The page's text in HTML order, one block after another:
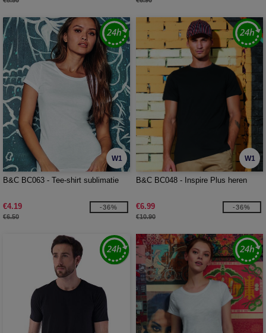
W1
B&C BC063 - Tee-shirt sublimatie
€4.19
€6.50
-36%
W1
B&C BC048 - Inspire Plus heren
€6.99
€10.90
-36%